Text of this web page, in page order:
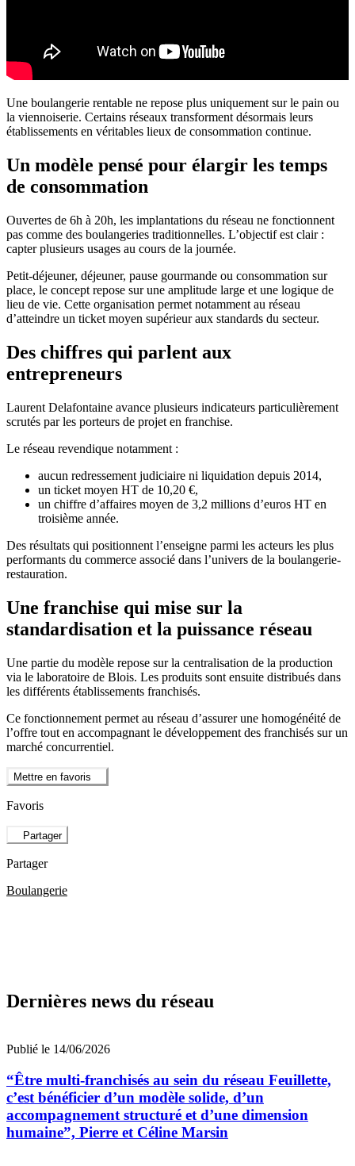
Une boulangerie rentable ne repose plus uniquement sur le pain ou
la viennoiserie. Certains réseaux transforment désormais leurs
établissements en véritables lieux de consommation continue.
Un modèle pensé pour élargir les temps
de consommation
Ouvertes de 6h à 20h, les implantations du réseau ne fonctionnent
pas comme des boulangeries traditionnelles. L’objectif est clair :
capter plusieurs usages au cours de la journée.
Petit-déjeuner, déjeuner, pause gourmande ou consommation sur
place, le concept repose sur une amplitude large et une logique de
lieu de vie. Cette organisation permet notamment au réseau
d’atteindre un ticket moyen supérieur aux standards du secteur.
Des chiffres qui parlent aux
entrepreneurs
Laurent Delafontaine avance plusieurs indicateurs particulièrement
scrutés par les porteurs de projet en franchise.
Le réseau revendique notamment :
aucun redressement judiciaire ni liquidation depuis 2014,
un ticket moyen HT de 10,20 €,
un chiffre d’affaires moyen de 3,2 millions d’euros HT en
troisième année.
Des résultats qui positionnent l’enseigne parmi les acteurs les plus
performants du commerce associé dans l’univers de la boulangerie-
restauration.
Une franchise qui mise sur la
standardisation et la puissance réseau
Une partie du modèle repose sur la centralisation de la production
via le laboratoire de Blois. Les produits sont ensuite distribués dans
les différents établissements franchisés.
Ce fonctionnement permet au réseau d’assurer une homogénéité de
l’offre tout en accompagnant le développement des franchisés sur un
marché concurrentiel.
Mettre en favoris
Favoris
Partager
Partager
Boulangerie
Dernières news du réseau
Publié le 14/06/2026
“Être multi-franchisés au sein du réseau Feuillette,
c’est bénéficier d’un modèle solide, d’un
accompagnement structuré et d’une dimension
humaine”, Pierre et Céline Marsin